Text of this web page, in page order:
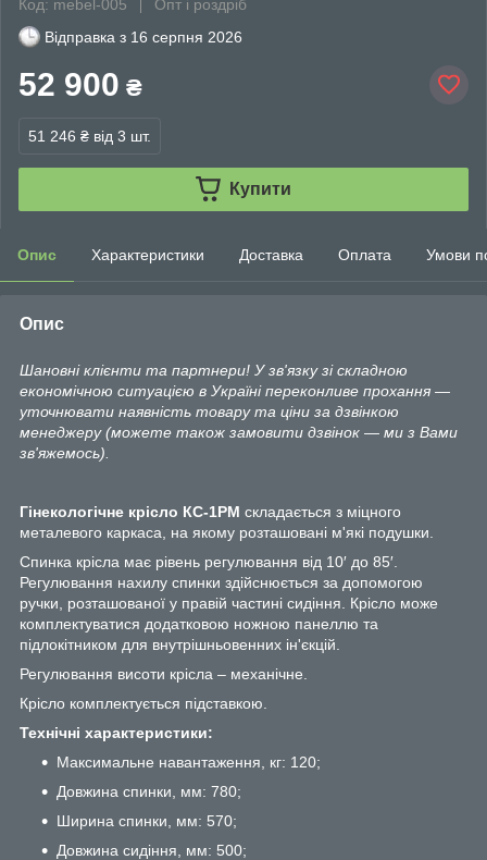
Код: mebel-005
Опт і роздріб
Відправка з 16 серпня 2026
52 900 ₴
51 246 ₴ від 3 шт.
Купити
Опис Характеристики Доставка Оплата Умови
Опис
Шановні клієнти та партнери! У зв'язку зі складною
економічною ситуацією в Україні переконливе прохання —
уточнювати наявність товару та ціни за дзвінкою
менеджеру (можете також замовити дзвінок — ми з Вами
зв'яжемось).
Гінекологічне крісло КС-1РМ складається з міцного
металевого каркаса, на якому розташовані м'які подушки.
Спинка крісла має рівень регулювання від 10′ до 85′.
Регулювання нахилу спинки здійснюється за допомогою
ручки, розташованої у правій частині сидіння. Крісло може
комплектуватися додатковою ножною панеллю та
підлокітником для внутрішньовенних ін'єкцій.
Регулювання висоти крісла – механічне.
Крісло комплектується підставкою.
Технічні характеристики:
Максимальне навантаження, кг: 120;
Довжина спинки, мм: 780;
Ширина спинки, мм: 570;
Довжина сидіння, мм: 500;